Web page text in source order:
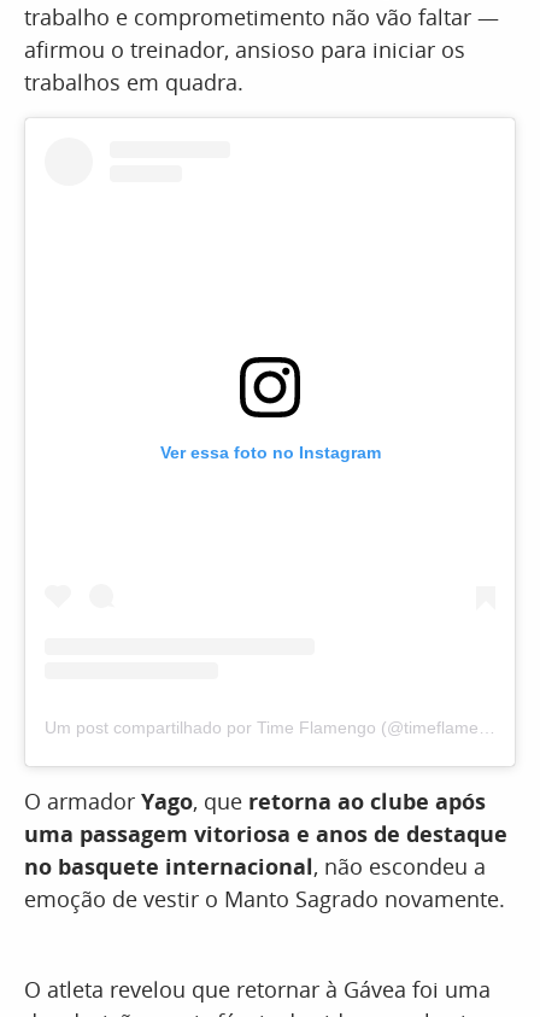
trabalho e comprometimento não vão faltar —
afirmou o treinador, ansioso para iniciar os
trabalhos em quadra.
Ver essa foto no Instagram
O armador Yago, que retorna ao clube após
uma passagem vitoriosa e anos de destaque
no basquete internacional, não escondeu a
emoção de vestir o Manto Sagrado novamente.
O atleta revelou que retornar à Gávea foi uma